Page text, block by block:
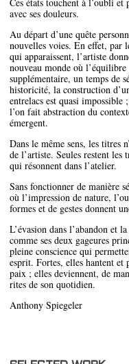
avec ses douleurs.
Au départ d’une quête
nouvelles voies. En effet, par
qui apparaissent, l’artiste
nouveau monde où
supplémentaire, un temps de
historicité, la construction
entrelacs est quasi
l’on fait abstraction du
émergent.
Dans le même sens, les titres
de l’artiste. Seules restent les
qui résonnent dans l’atelier.
Sans fonctionner de manière
où l’impression de nature,
formes et de gestes donnent
L’évasion dans l’abandon et
comme ses deux gageures
pleine conscience qui
esprit. Fortes, elles hantent
paix ; elles deviennent, de
rites de son quotidien.
Anthony Spiegeler